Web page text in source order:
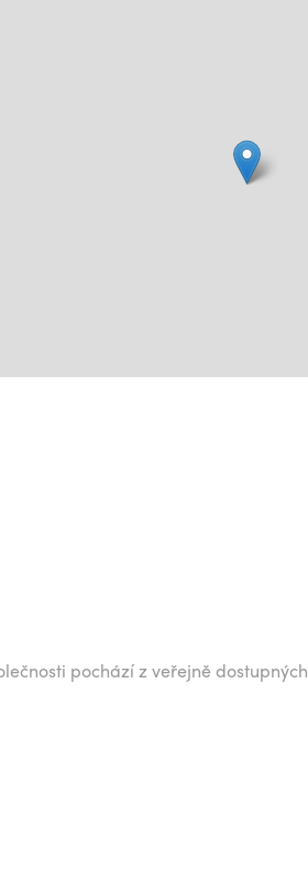
pochází z veřejně